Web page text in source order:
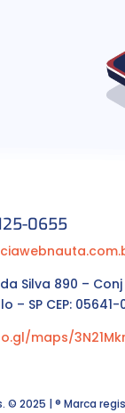
0655
Silva 890 – Conj
– SP CEP: 05641-
maps/
© 2025 | ® Marca